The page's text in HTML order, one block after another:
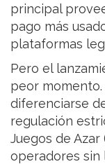
principal
pago más
plataformas
Pero el
peor
diferenciarse
regulación
Juegos de Azar
operadores sin